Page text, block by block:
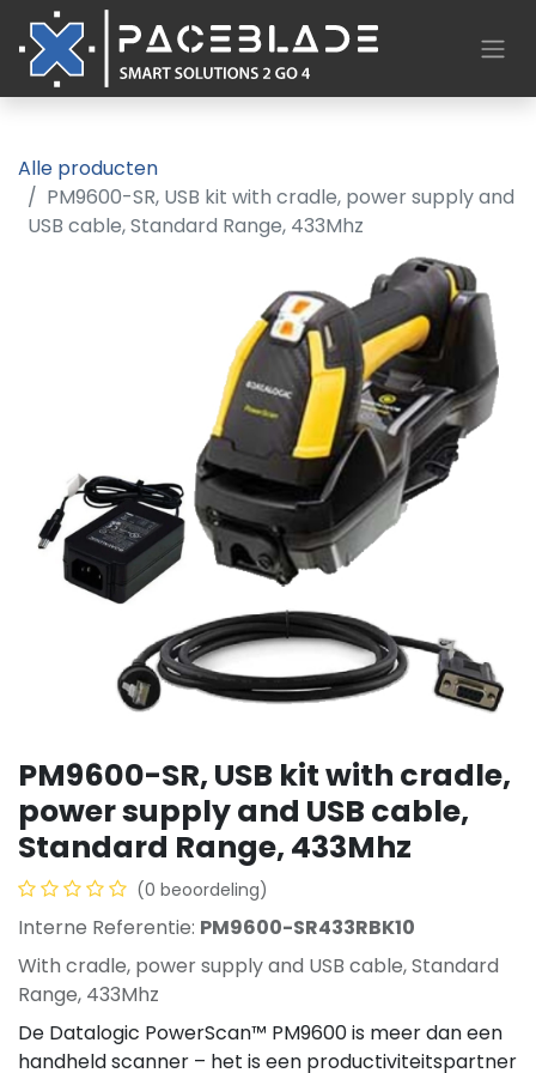
Alle producten
PM9600-SR, USB kit with cradle, power supply and
USB cable, Standard Range, 433Mhz
PM9600-SR, USB kit with cradle,
power supply and USB cable,
Standard Range, 433Mhz
(0 beoordeling)
Interne Referentie: PM9600-SR433RBK10
With cradle, power supply and USB cable, Standard
Range, 433Mhz
De Datalogic PowerScan™ PM9600 is meer dan een
handheld scanner – het is een productiviteitspartner